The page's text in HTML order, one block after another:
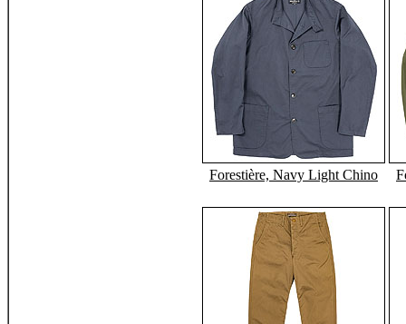
Forestière, Navy Light Chino